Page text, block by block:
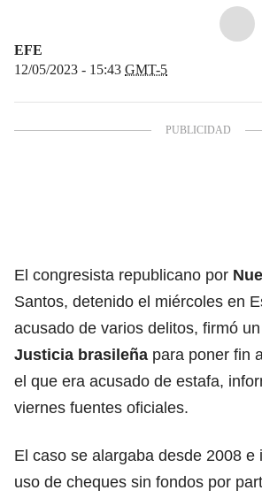
EFE
12/05/2023 - 15:43 GMT-5
El congresista republicano por
Santos, detenido el miércoles en
acusado de varios delitos, firmó
Justicia brasileña para poner fin
el que era acusado de estafa,
viernes fuentes oficiales.
El caso se alargaba desde 2008 e
uso de cheques sin fondos por